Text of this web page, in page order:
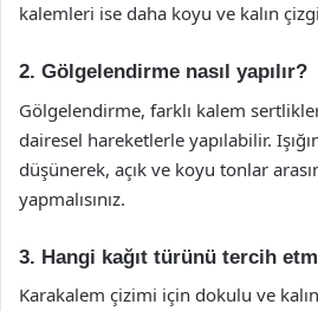
kalemleri ise daha koyu ve kalın
2. Gölgelendirme nasıl yapılır?
Gölgelendirme, farklı kalem
dairesel hareketlerle yapılabilir.
düşünerek, açık ve koyu tonlar
yapmalısınız.
3. Hangi kağıt türünü tercih
Karakalem çizimi için dokulu ve